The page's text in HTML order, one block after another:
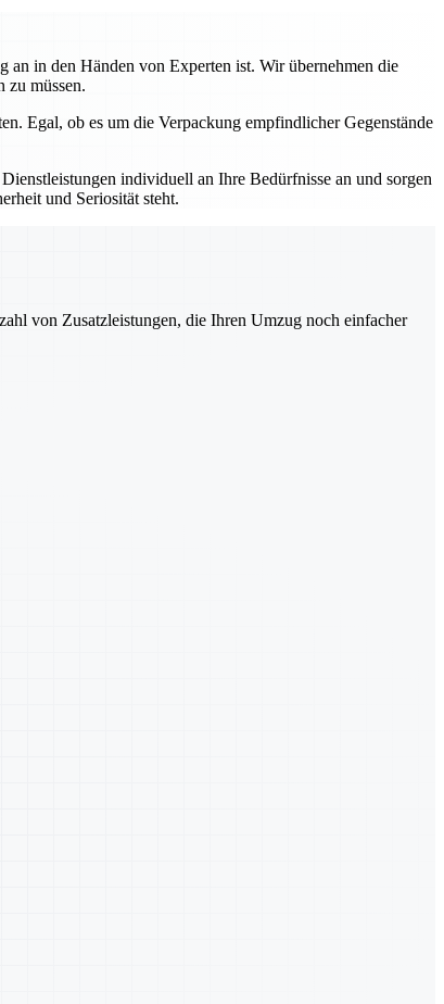
in den Händen von Experten ist. Wir übernehmen die
zu müssen.
Egal, ob es um die Verpackung empfindlicher Gegenstände
individuell an Ihre Bedürfnisse an und sorgen
und Seriosität steht.
von Zusatzleistungen, die Ihren Umzug noch einfacher